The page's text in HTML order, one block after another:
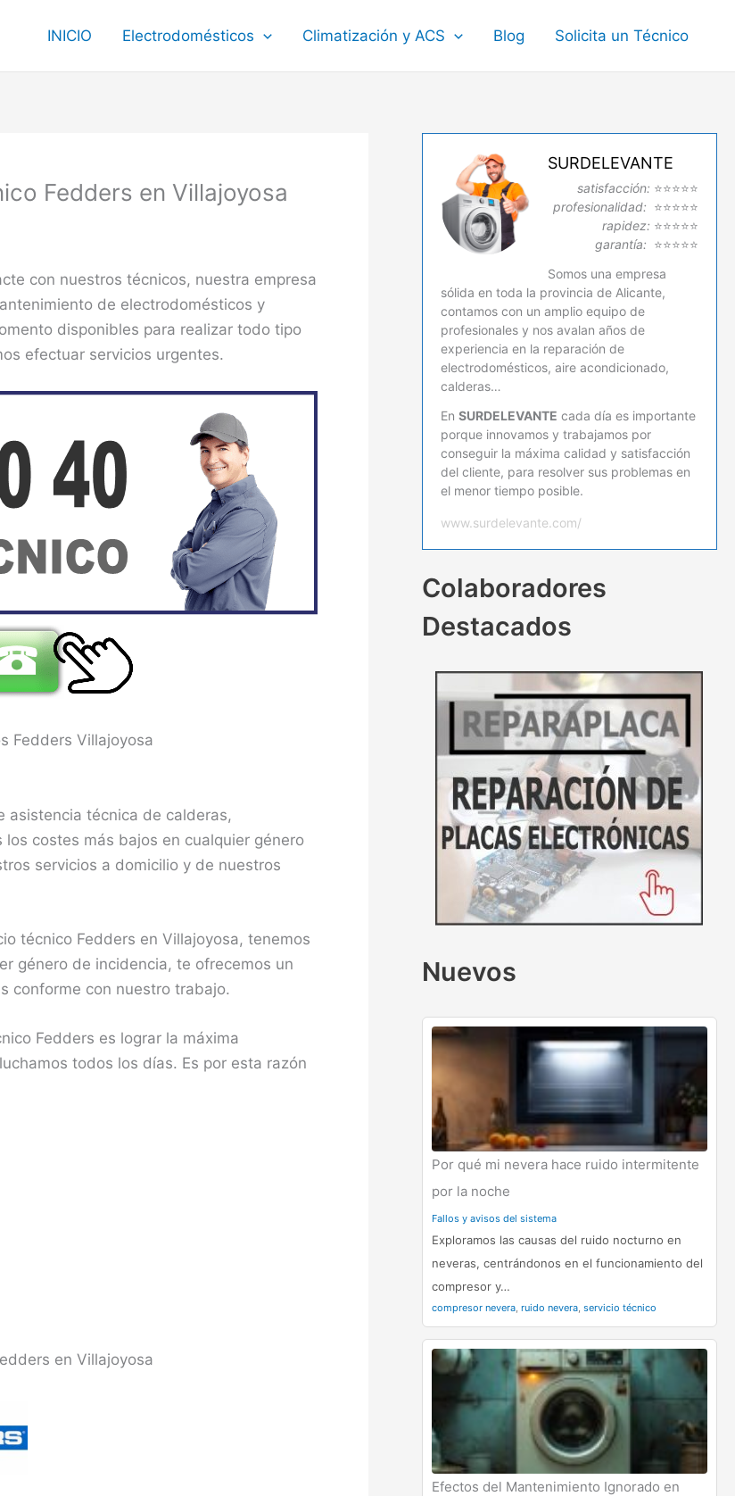
INICIO Electrodomésticos Climatización y ACS Blog Solicita un Técnico
Fedders en Villajoyosa
con nuestros técnicos, nuestra empresa
de electrodomésticos y
disponibles para realizar todo tipo
efectuar servicios urgentes.
Fedders Villajoyosa
asistencia técnica de calderas,
costes más bajos en cualquier género
servicios a domicilio y de nuestros
técnico Fedders en Villajoyosa, tenemos
género de incidencia, te ofrecemos un
conforme con nuestro trabajo.
Fedders es lograr la máxima
todos los días. Es por esta razón
en Villajoyosa
SURDELEVANTE
satisfacción: ⭐⭐⭐⭐⭐
profesionalidad: ⭐⭐⭐⭐⭐
rapidez: ⭐⭐⭐⭐⭐
garantía: ⭐⭐⭐⭐⭐
Somos una empresa
sólida en toda la provincia de Alicante,
contamos con un amplio equipo de
profesionales y nos avalan años de
experiencia en la reparación de
electrodomésticos, aire acondicionado,
calderas…
En SURDELEVANTE cada día es importante
porque innovamos y trabajamos por
conseguir la máxima calidad y satisfacción
del cliente, para resolver sus problemas en
el menor tiempo posible.
www.surdelevante.com/
Colaboradores
Destacados
Nuevos
Por qué mi nevera hace ruido intermitente
por la noche
Fallos y avisos del sistema
Exploramos las causas del ruido nocturno en
neveras, centrándonos en el funcionamiento del
compresor y…
compresor nevera, ruido nevera, servicio técnico
Efectos del Mantenimiento Ignorado en